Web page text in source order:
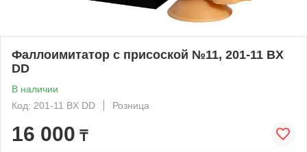
Фаллоимитатор с присоской №11, 201-11 BX
DD
В наличии
Код: 201-11 BX DD
Розница
16 000 ₸